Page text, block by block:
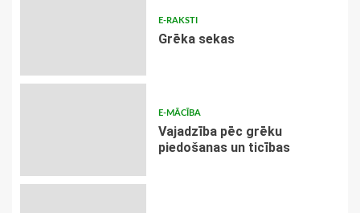
E-RAKSTI
Grēka sekas
E-MĀCĪBA
Vajadzība pēc grēku
piedošanas un ticības